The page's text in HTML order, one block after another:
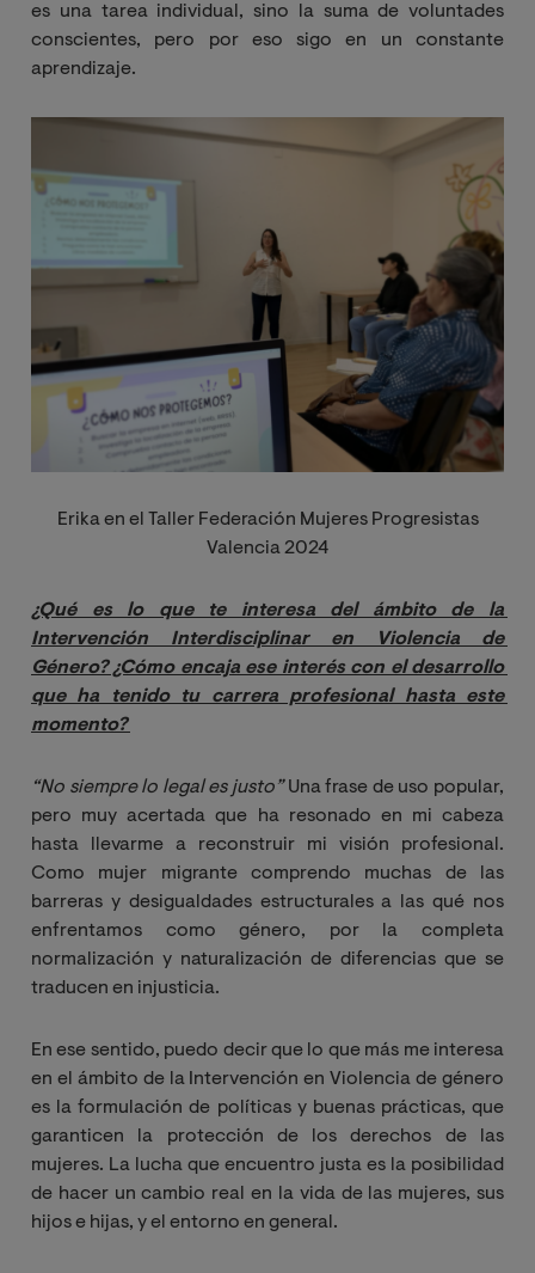
es una tarea individual, sino la suma de voluntades
conscientes, pero por eso sigo en un constante
aprendizaje.
Erika en el Taller Federación Mujeres Progresistas
Valencia 2024
¿Qué es lo que te interesa del ámbito de la
Intervención Interdisciplinar en Violencia de
Género? ¿Cómo encaja ese interés con el desarrollo
que ha tenido tu carrera profesional hasta este
momento?
“No siempre lo legal es justo”Una frase de uso popular,
pero muy acertada que ha resonado en mi cabeza
hasta llevarme a reconstruir mi visión profesional.
Como mujer migrante comprendo muchas de las
barreras y desigualdades estructurales a las qué nos
enfrentamos como género, por la completa
normalización y naturalización de diferencias que se
traducen en injusticia.
En ese sentido, puedo decir que lo que más me interesa
en el ámbito de la Intervención en Violencia de género
es la formulación de políticas y buenas prácticas, que
garanticen la protección de los derechos de las
mujeres. La lucha que encuentro justa es la posibilidad
de hacer un cambio real en la vida de las mujeres, sus
hijos e hijas, y el entorno en general.